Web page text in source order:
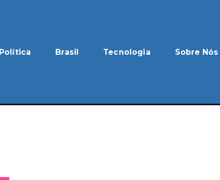
Política Brasil Tecnologia Sobre Nós